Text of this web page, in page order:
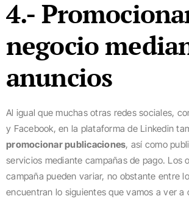
4.-
negocio
anuncios
Al igual que muchas otras redes sociales,
y Facebook, en la plataforma de Linkedin
promocionar publicaciones, así como
servicios mediante campañas de pago. Los
campaña pueden variar, no obstante entre
encuentran lo siguientes que vamos a ver a